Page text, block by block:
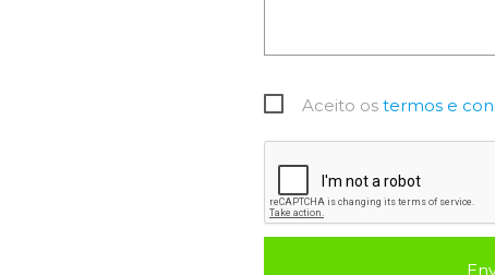
Aceito os termos e